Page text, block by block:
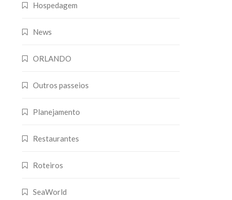
Hospedagem
News
ORLANDO
Outros passeios
Planejamento
Restaurantes
Roteiros
SeaWorld